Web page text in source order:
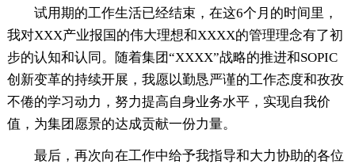
试用期的工作生活已经结束，在这6个月的时间里，
我对XXX产业报国的伟大理想和XXXX的管理理念有了初
步的认知和认同。随着集团“XXXX”战略的推进和SOPIC
创新变革的持续开展，我愿以勤恳严谨的工作态度和孜孜
不倦的学习动力，努力提高自身业务水平，实现自我价
值，为集团愿景的达成贡献一份力量。
最后，再次向在工作中给予我指导和大力协助的各位